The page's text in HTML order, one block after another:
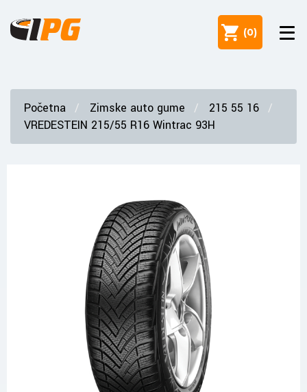
(0)
Početna Zimske auto gume
215 55 16
VREDESTEIN 215/55 R16 Wintrac 93H